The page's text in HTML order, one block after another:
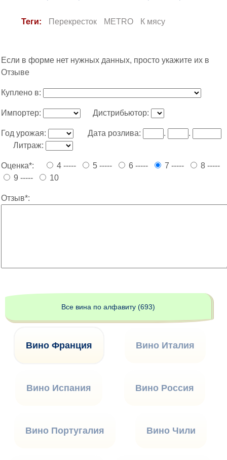
Теги: Перекресток METRO К мясу
Если в форме нет нужных данных, просто укажите их в
Отзыве
Куплено в:
Импортер: Дистрибьютор:
Год урожая: Дата розлива: .
.
Литраж:
Оценка*: 4 ----- 5 ----- 6 ----- 7 -----
8 -----
9 -----
10
Отзыв*:
Все вина по алфавиту (693)
Вино Италия
Вино Франция
Вино Испания Вино Россия
Вино Португалия Вино Чили